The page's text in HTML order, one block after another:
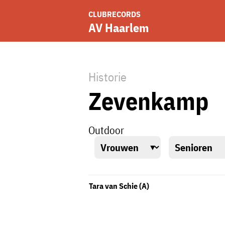
CLUBRECORDS
AV Haarlem
Historie
Zevenkamp
Outdoor
Tara van Schie (A)